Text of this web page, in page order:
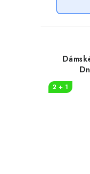
2 + 1